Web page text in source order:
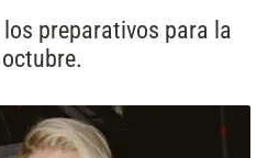
preparativos para la